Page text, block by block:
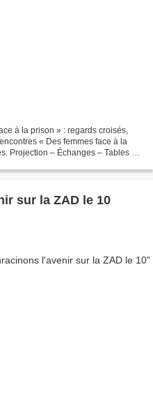
à la prison » : regards croisés,
« Des femmes face à la
Projection – Échanges – Tables de
sur la ZAD le 10